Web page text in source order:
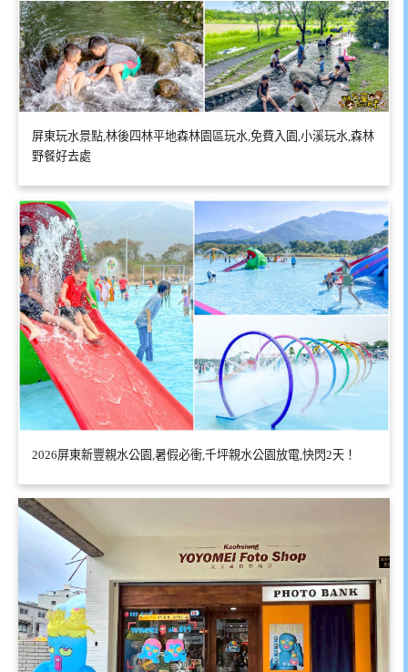
屏東玩水景點,林後四林平地森林園區玩水,免費入園,小溪玩水,森林
野餐好去處
2026屏東新豐親水公園,暑假必衝,千坪親水公園放電,快閃2天！